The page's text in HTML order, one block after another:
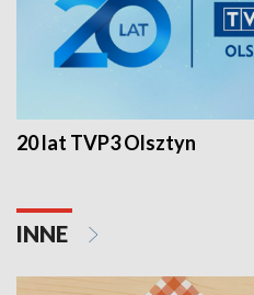
20 lat TVP3 Olsztyn
INNE